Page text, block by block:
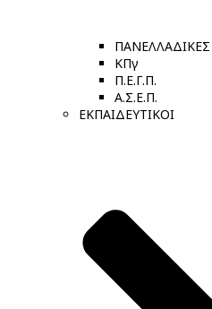
ΠΑΝΕΛΛΑΔΙΚΕΣ
ΚΠγ
Π.Ε.Γ.Π.
Α.Σ.Ε.Π.
ΕΚΠΑΙΔΕΥΤΙΚΟΙ